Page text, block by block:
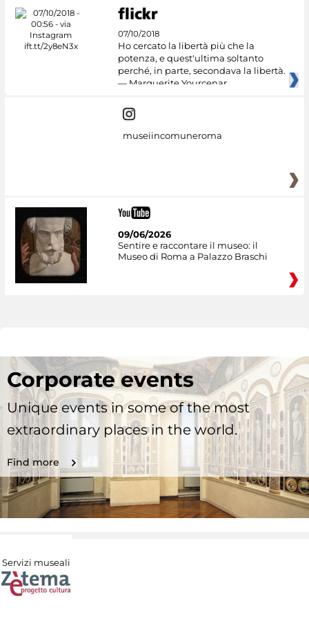
07/10/2018
Ho cercato la libertà più che la
potenza, e quest'ultima soltanto
perché, in parte, secondava la libertà.
— Marguerite Yourcenar
museiincomuneroma
09/06/2026
Sentire e raccontare il museo: il
Museo di Roma a Palazzo Braschi
Corporate events
Unique events in some of the most
extraordinary places in the world.
Find more
Servizi museali